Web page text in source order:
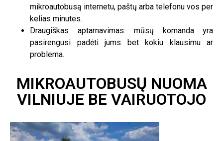
mikroautobusą internetu, paštų arba telefonu vos per
kelias minutes.
Draugiškas aptarnavimas: mūsų komanda yra
pasirengusi padėti jums bet kokiu klausimu ar
problema.
MIKROAUTOBUSŲ NUOMA
VILNIUJE BE VAIRUOTOJO